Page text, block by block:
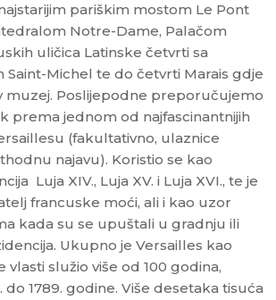
pariškim mostom Le Pont
Notre-Dame, Palačom
uličica Latinske četvrti sa
Saint-Michel te do četvrti Marais gdje
muzej. Poslijepodne preporučujemo
prema jednom od najfascinantnijih
(fakultativno, ulaznice
najavu). Koristio se kao
Luja XIV., Luja XV. i Luja XVI., te je
francuske moći, ali i kao uzor
kada su se upuštali u gradnju ili
Ukupno je Versailles kao
vlasti služio više od 100 godina,
do 1789. godine. Više desetaka tisuća